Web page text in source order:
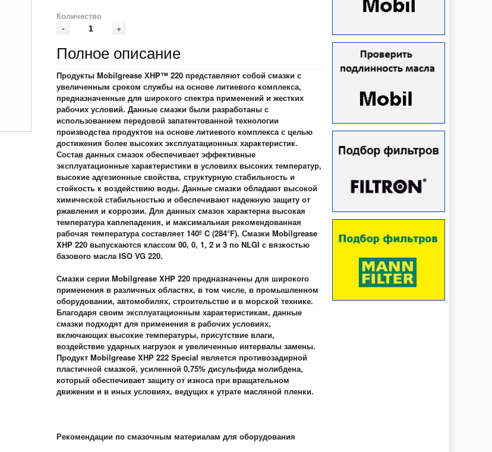
Количество
- +
Полное описание
Продукты Mobilgrease ХHP™ 220 представляют собой смазки с
увеличенным сроком службы на основе литиевого комплекса,
предназначенные для широкого спектра применений и жестких
рабочих условий. Данные смазки были разработаны с
использованием передовой запатентованной технологии
производства продуктов на основе литиевого комплекса с целью
достижения более высоких эксплуатационных характеристик.
Состав данных смазок обеспечивает эффективные
эксплуатационные характеристики в условиях высоких температур,
высокие адгезионные свойства, структурную стабильность и
стойкость к воздействию воды. Данные смазки обладают высокой
химической стабильностью и обеспечивают надежную защиту от
ржавления и коррозии. Для данных смазок характерна высокая
температура каплепадения, и максимальная рекомендованная
рабочая температура составляет 140º C (284°F). Смазки Mobilgrease
XHP 220 выпускаются классом 00, 0, 1, 2 и 3 по NLGI с вязкостью
базового масла ISO VG 220.
Смазки серии Mobilgrease XHP 220 предназначены для широкого
применения в различных областях, в том числе, в промышленном
оборудовании, автомобилях, строительстве и в морской технике.
Благодаря своим эксплуатационным характеристикам, данные
смазки подходят для применения в рабочих условиях,
включающих высокие температуры, присутствие влаги,
воздействие ударных нагрузок и увеличенные интервалы замены.
Продукт Mobilgrease XHP 222 Special является противозадирной
пластичной смазкой, усиленной 0,75% дисульфида молибдена,
который обеспечивает защиту от износа при вращательном
движении и в иных условиях, ведущих к утрате масляной пленки.
Рекомендации по смазочным материалам для оборудования